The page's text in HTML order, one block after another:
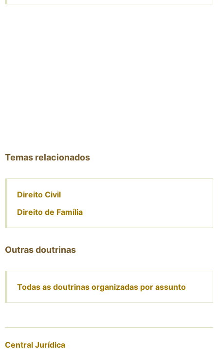
Temas relacionados
Direito Civil
Direito de Família
Outras doutrinas
Todas as doutrinas organizadas por assunto
Central Jurídica